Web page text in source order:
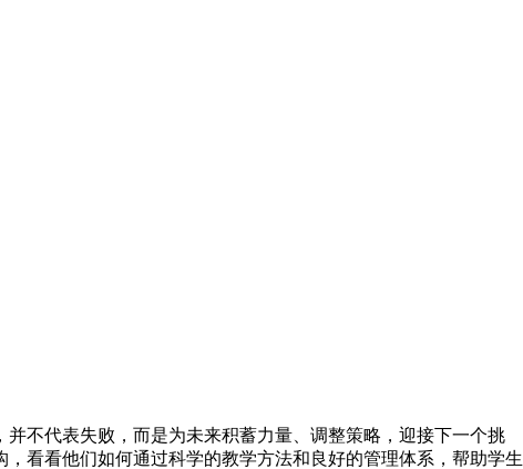
不代表失败，而是为未来积蓄力量、调整策略，迎接下一个挑
看看他们如何通过科学的教学方法和良好的管理体系，帮助学生